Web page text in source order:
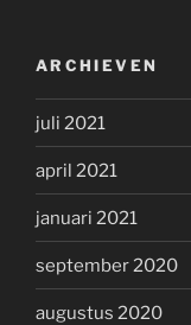
ARCHIEVEN
juli 2021
april 2021
januari 2021
september 2020
augustus 2020